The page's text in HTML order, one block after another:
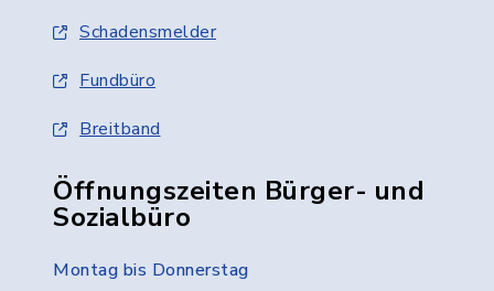
Schadensmelder
Fundbüro
Breitband
Öffnungszeiten Bürger- und
Sozialbüro
Montag bis Donnerstag